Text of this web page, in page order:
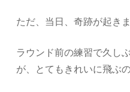
ただ、当日、奇跡が起きま
ラウンド前の練習で久し
が、とてもきれいに飛ぶ